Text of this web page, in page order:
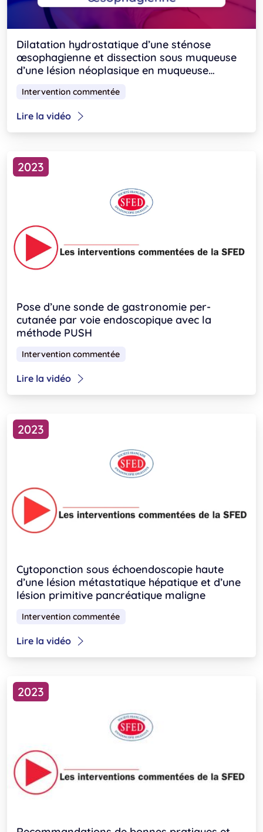
Dilatation hydrostatique d’une sténose
œsophagienne et dissection sous muqueuse
d’une lésion néoplasique en muqueuse
Intervention commentée
Lire la vidéo
2023
Pose d’une sonde de gastronomie per-
cutanée par voie endoscopique avec la
méthode PUSH
Intervention commentée
Lire la vidéo
2023
Cytoponction sous échoendoscopie haute
d’une lésion métastatique hépatique et d’une
lésion primitive pancréatique maligne
Intervention commentée
Lire la vidéo
2023